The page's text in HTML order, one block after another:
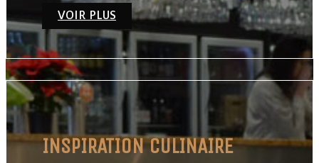
VOIR PLUS
INSPIRATION CULINAIRE